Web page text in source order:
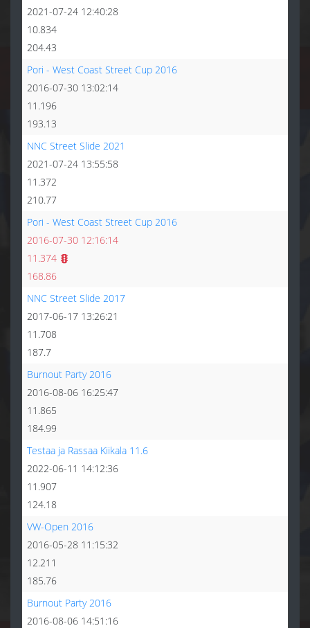
2021-07-24 12:40:28
10.834
204.43
Pori - West Coast Street Cup 2016
2016-07-30 13:02:14
11.196
193.13
NNC Street Slide 2021
2021-07-24 13:55:58
11.372
210.77
Pori - West Coast Street Cup 2016
2016-07-30 12:16:14
11.374
168.86
NNC Street Slide 2017
2017-06-17 13:26:21
11.708
187.7
Burnout Party 2016
2016-08-06 16:25:47
11.865
184.99
Testaa ja Rassaa Kiikala 11.6
2022-06-11 14:12:36
11.907
124.18
VW-Open 2016
2016-05-28 11:15:32
12.211
185.76
Burnout Party 2016
2016-08-06 14:51:16